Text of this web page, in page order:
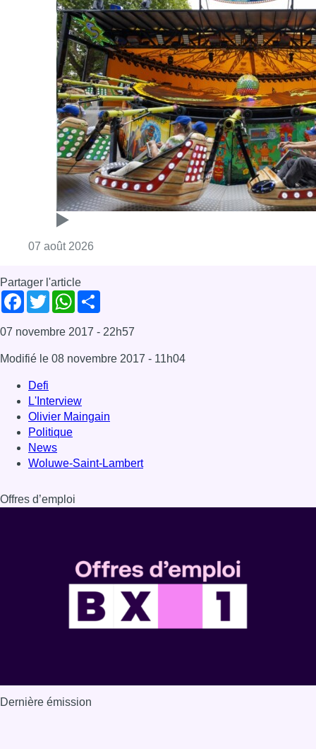
07 août 2026
Partager l'article
Facebook
TwitterWhatsApp
07 novembre 2017 - 22h57
Modifié le 08 novembre 2017 - 11h04
Defi
L'Interview
Olivier Maingain
Politique
News
Woluwe-Saint-Lambert
Offres d’emploi
Dernière émission